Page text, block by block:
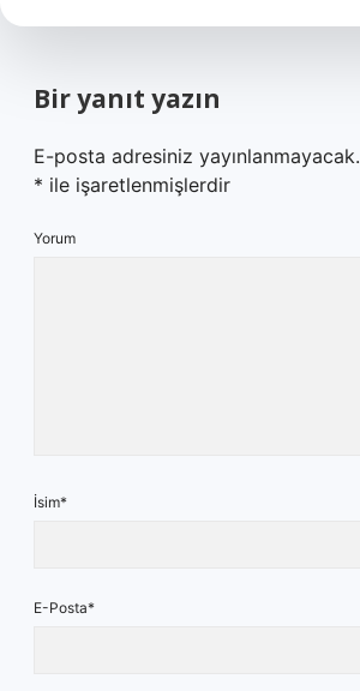
Bir yanıt yazın
E-posta adresiniz yayınlanmayacak.
* ile işaretlenmişlerdir
Yorum
İsim*
E-Posta*